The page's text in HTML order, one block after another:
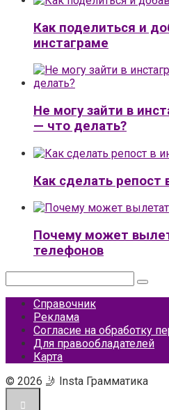
Как поделиться и
инстаграме
Не могу зайти в
— что делать?
Как сделать репост
Почему может
телефонов
Справочник
Реклама
Согласие на обработку
Для правообладателей
Карта
© 2026 🤳 Insta Грамматика